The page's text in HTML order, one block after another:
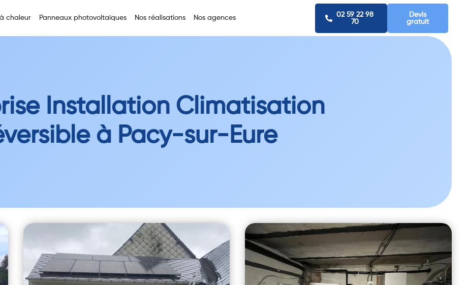
chaleur Panneaux photovoltaïques Nos réalisations Nos agences
02 59 22 98
70
Devis
gratuit
Installation Climatisation
à Pacy-sur-Eure